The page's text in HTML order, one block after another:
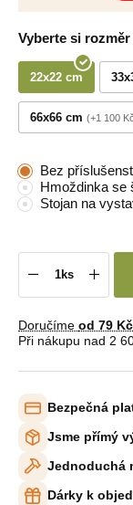
Vyberte si
22x22 cm
66x66 cm +1 100 Kč
Bez
Hmoždinka se
Stojan na
Doručíme od 79 Kč
Při nákupu nad 2
Bezpečná
Jsme přímý
Jednoduchá
Dárky k